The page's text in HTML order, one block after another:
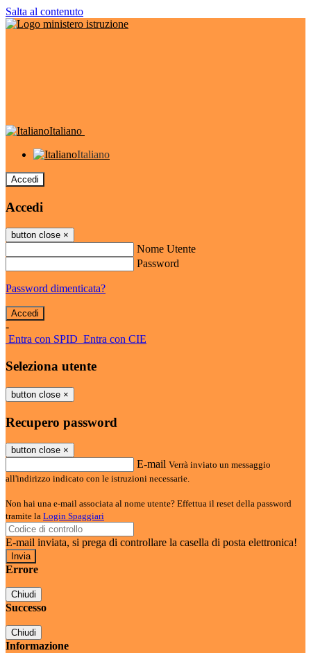
Salta al contenuto
Italiano
Italiano
Accedi
Accedi
button close ×
Nome Utente
Password
Password dimenticata?
-
Entra con SPID Entra con CIE
Seleziona utente
button close ×
Recupero password
button close ×
E-mail Verrà inviato un messaggio
all'indirizzo indicato con le istruzioni necessarie.
Non hai una e-mail associata al nome utente? Effettua il reset della password
tramite la Login Spaggiari
E-mail inviata, si prega di controllare la casella di posta elettronica!
Errore
Chiudi
Successo
Chiudi
Informazione